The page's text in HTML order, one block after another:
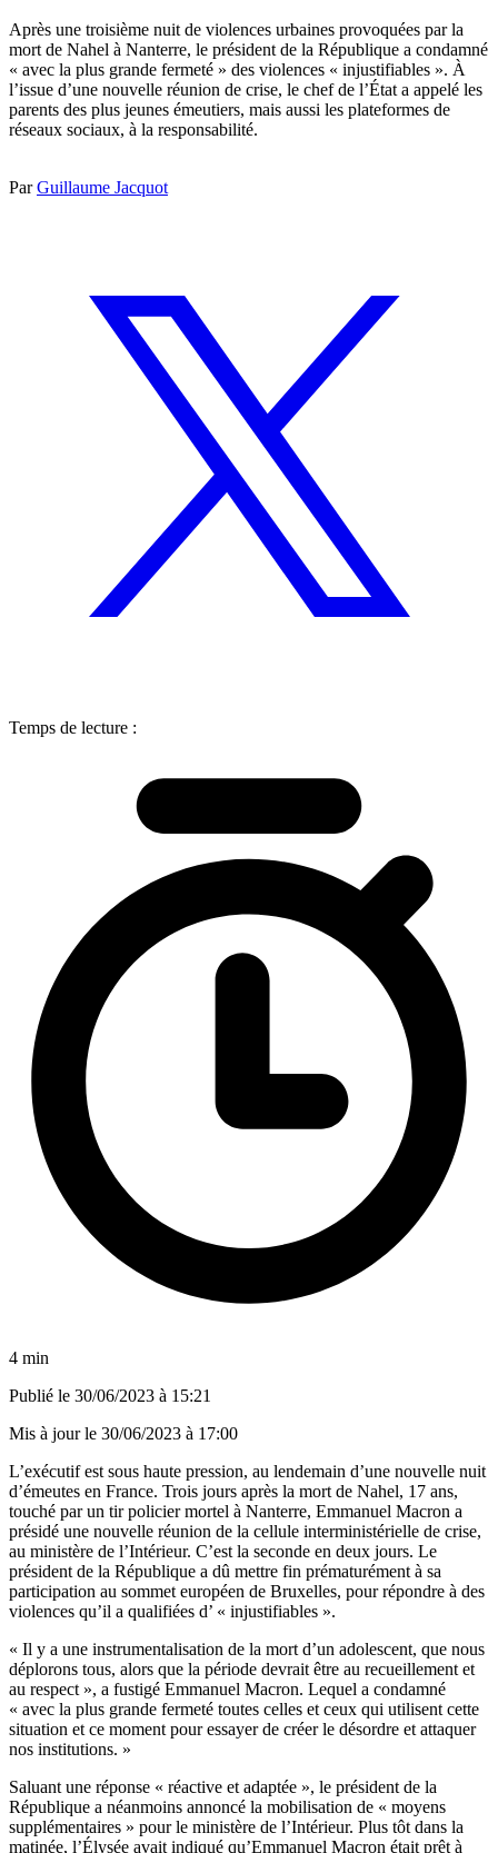
Après une troisième nuit de violences urbaines provoquées par la
mort de Nahel à Nanterre, le président de la République a condamné
« avec la plus grande fermeté » des violences « injustifiables ». À
l’issue d’une nouvelle réunion de crise, le chef de l’État a appelé les
parents des plus jeunes émeutiers, mais aussi les plateformes de
réseaux sociaux, à la responsabilité.
ParGuillaume Jacquot
Temps de lecture :
4 min
Publié le 30/06/2023 à 15:21
Mis à jour le 30/06/2023 à 17:00
L’exécutif est sous haute pression, au lendemain d’une nouvelle nuit
d’émeutes en France. Trois jours après la mort de Nahel, 17 ans,
touché par un tir policier mortel à Nanterre, Emmanuel Macron a
présidé une nouvelle réunion de la cellule interministérielle de crise,
au ministère de l’Intérieur. C’est la seconde en deux jours. Le
président de la République a dû mettre fin prématurément à sa
participation au sommet européen de Bruxelles, pour répondre à des
violences qu’il a qualifiées d’ « injustifiables ».
« Il y a une instrumentalisation de la mort d’un adolescent, que nous
déplorons tous, alors que la période devrait être au recueillement et
au respect », a fustigé Emmanuel Macron. Lequel a condamné
« avec la plus grande fermeté toutes celles et ceux qui utilisent cette
situation et ce moment pour essayer de créer le désordre et attaquer
nos institutions. »
Saluant une réponse « réactive et adaptée », le président de la
République a néanmoins annoncé la mobilisation de « moyens
supplémentaires » pour le ministère de l’Intérieur. Plus tôt dans la
matinée, l’Élysée avait indiqué qu’Emmanuel Macron était prêt à